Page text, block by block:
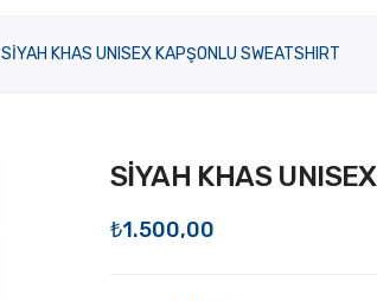
SİYAH KHAS UNISEX KAPŞONLU SWEATSHIRT
SİYAH KHAS
₺1.500,00